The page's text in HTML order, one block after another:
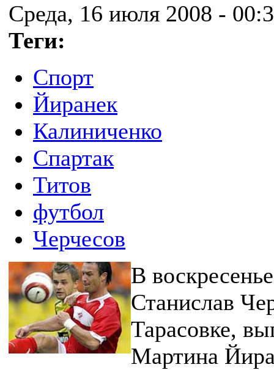
Среда, 16 июля 2008 -
Теги:
Спорт
Йиранек
Калиниченко
Спартак
Титов
футбол
Черчесов
В
Станислав
Тарасовке,
Мартина